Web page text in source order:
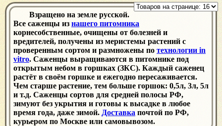
Взращено на земле русской.
Все саженцы из нашего питомника
корнесобственные, очищены от болезней и
вредителей, получены из меристемы растений с
проверенным сортом и размножены по технологии in
vitro. Саженцы выращиваются в питомнике под
открытым небом в горшках (ЗКС). Каждый саженец
растёт в своём горшке и ежегодно пересаживается.
Чем старше растение, тем больше горшок: 0,5л, 3л, 5л
и т.д. Саженцы сортов для средней полосы РФ,
зимуют без укрытия и готовы к высадке в любое
время года, даже зимой. Доставка почтой по РФ,
курьером по Москве или самовывозом.